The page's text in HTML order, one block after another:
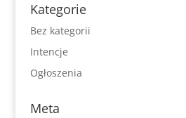
Kategorie
Bez kategorii
Intencje
Ogłoszenia
Meta